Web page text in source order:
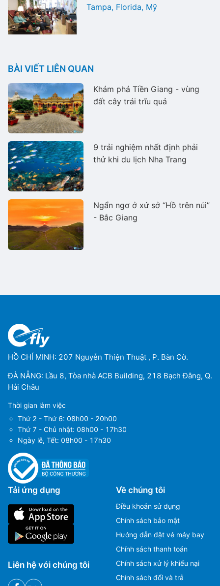
Tampa, Florida, Mỹ
BÀI VIẾT LIÊN QUAN
Khám phá Tiền Giang - vùng
đất cây trái trĩu quả
9 trải nghiệm nhất định phải
thử khi du lịch Nha Trang
Ngẩn ngơ ở xứ sở “Hồ trên núi”
- Bắc Giang
HỒ CHÍ MINH: 207 Nguyễn Thiện Thuật , P. Bàn Cờ.
ĐÀ NẴNG: Lầu 8, Tòa nhà ACB Building, 218 Bạch Đằng, Q.
Hải Châu
Thời gian làm việc
Thứ 2 - Thứ 6: 08h00 - 20h00
Thứ 7 - Chủ nhật: 08h00 - 17h30
Ngày lễ, Tết: 08h00 - 17h30
Tải ứng dụng
Liên hệ với chúng tôi
Về chúng tôi
Điều khoản sử dụng
Chính sách bảo mật
Hướng dẫn đặt vé máy bay
Chính sách thanh toán
Chính sách xử lý khiếu nại
Chính sách đổi và trả